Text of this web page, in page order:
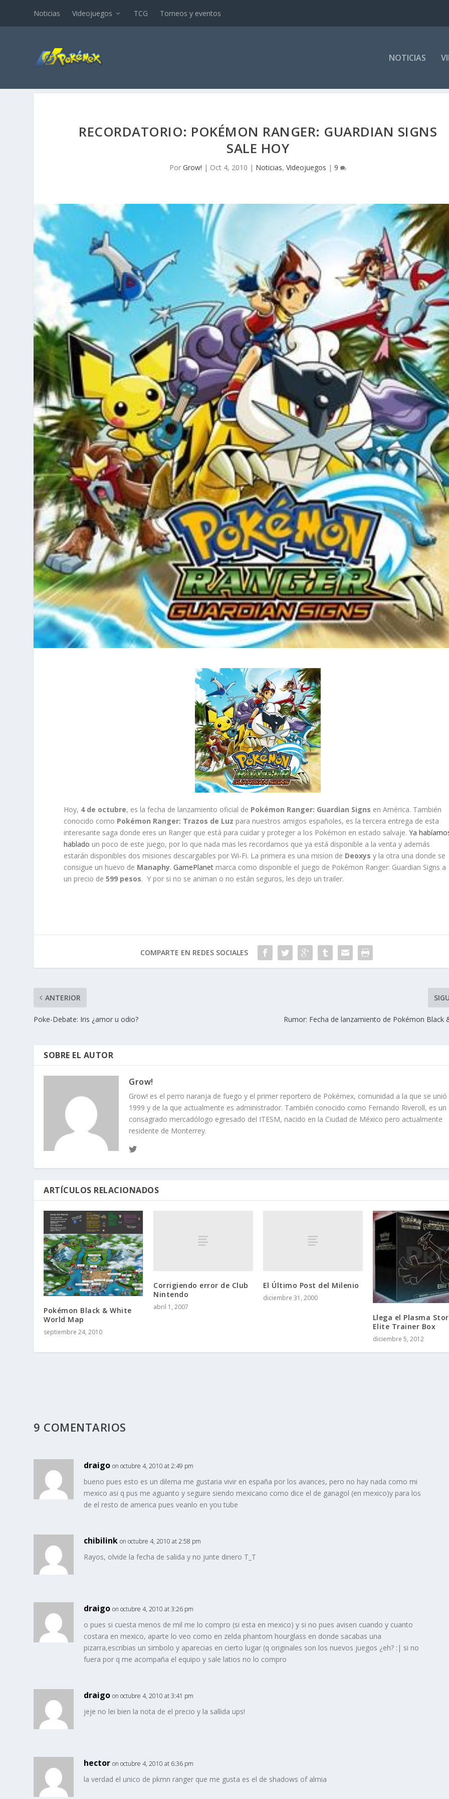
Noticias Videojuegos TCG Torneos y eventos
NOTICIAS
RECORDATORIO: POKÉMON RANGER: GUARDIAN SIGNS
SALE HOY
PorGrow! | Oct 4, 2010 | Noticias,Videojuegos |9
Hoy, 4 de octubre, es la fecha de lanzamiento oficial de Pokémon Ranger: Guardian Signs en América. También
conocido como Pokémon Ranger: Trazos de Luz para nuestros amigos españoles, es la tercera entrega de esta
interesante saga donde eres un Ranger que está para cuidar y proteger a los Pokémon en estado salvaje.Ya
hablado un poco de este juego, por lo que nada mas les recordamos que ya está disponible a la venta y además
estarán disponibles dos misiones descargables por Wi-Fi. La primera es una mision de Deoxys y la otra una donde se
consigue un huevo de Manaphy.GamePlanet marca como disponible el juego de Pokémon Ranger: Guardian Signs a
un precio de 599 pesos. Y por si no se animan o no están seguros, les dejo un trailer.
COMPARTE EN REDES SOCIALES
ANTERIOR
Poke-Debate: Iris ¿amor u odio? Rumor: Fecha de lanzamiento de Pokémon Black
SOBRE EL AUTOR
Grow!
Grow! es el perro naranja de fuego y el primer reportero de Pokémex, comunidad a la que se unió
1999 y de la que actualmente es administrador. También conocido como Fernando Riveroll, es un
consagrado mercadólogo egresado del ITESM, nacido en la Ciudad de México pero actualmente
residente de Monterrey.
ARTÍCULOS RELACIONADOS
Pokémon Black & White
World Map
septiembre 24, 2010
Corrigiendo error de Club
Nintendo
abril 1, 2007
El Último Post del Milenio
diciembre 31, 2000
Llega el Plasma
Elite Trainer Box
diciembre 5, 2012
9 COMENTARIOS
draigo on octubre 4, 2010 at 2:49 pm
bueno pues esto es un dilema me gustaria vivir en españa por los avances, pero no hay nada como mi
mexico asi q pus me aguanto y seguire siendo mexicano como dice el de ganagol (en mexico)y para los
de el resto de america pues veanlo en you tube
chibilink on octubre 4, 2010 at 2:58 pm
Rayos, olvide la fecha de salida y no junte dinero T_T
draigo on octubre 4, 2010 at 3:26 pm
o pues si cuesta menos de mil me lo compro (si esta en mexico) y si no pues avisen cuando y cuanto
costara en mexico, aparte lo veo como en zelda phantom hourglass en donde sacabas una
pizarra,escribias un simbolo y aparecias en cierto lugar (q originales son los nuevos juegos ¿eh? :| si no
fuera por q me acompaña el equipo y sale latios no lo compro
draigo on octubre 4, 2010 at 3:41 pm
jeje no lei bien la nota de el precio y la sallida ups!
hector on octubre 4, 2010 at 6:36 pm
la verdad el unico de pkmn ranger que me gusta es el de shadows of almia